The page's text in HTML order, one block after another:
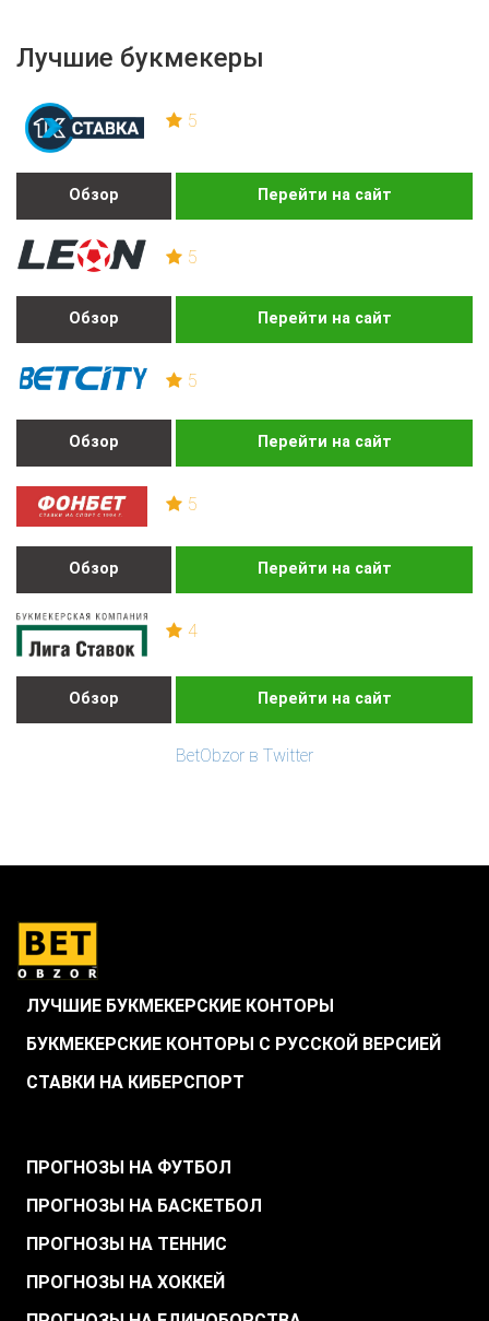
Лучшие букмекеры
5
Обзор Перейти на сайт
5
Обзор Перейти на сайт
5
Обзор Перейти на сайт
5
Обзор Перейти на сайт
4
Обзор Перейти на сайт
BetObzor в Twitter
ЛУЧШИЕ БУКМЕКЕРСКИЕ КОНТОРЫ
БУКМЕКЕРСКИЕ КОНТОРЫ С РУССКОЙ ВЕРСИЕЙ
СТАВКИ НА КИБЕРСПОРТ
ПРОГНОЗЫ НА ФУТБОЛ
ПРОГНОЗЫ НА БАСКЕТБОЛ
ПРОГНОЗЫ НА ТЕННИС
ПРОГНОЗЫ НА ХОККЕЙ